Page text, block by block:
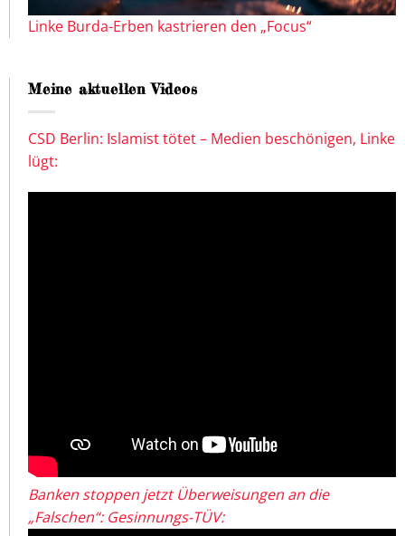
Linke Burda-Erben kastrieren den „Focus“
Meine aktuellen Videos
CSD Berlin: Islamist tötet – Medien beschönigen, Linke
lügt:
Banken stoppen jetzt Überweisungen an die
„Falschen“: Gesinnungs-TÜV: